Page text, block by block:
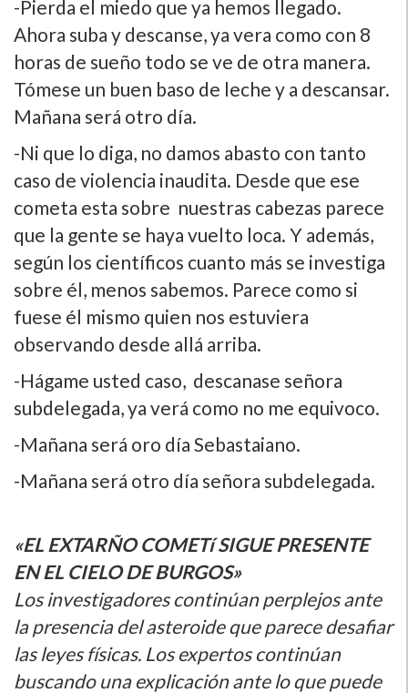
-Pierda el miedo que ya hemos llegado.
Ahora suba y descanse, ya vera como con 8
horas de sueño todo se ve de otra manera.
Tómese un buen baso de leche y a descansar.
Mañana será otro dí­a.
-Ni que lo diga, no damos abasto con tanto
caso de violencia inaudita. Desde que ese
cometa esta sobre nuestras cabezas parece
que la gente se haya vuelto loca. Y además,
según los cientí­ficos cuanto más se investiga
sobre él, menos sabemos. Parece como si
fuese él mismo quien nos estuviera
observando desde allá arriba.
-Hágame usted caso, descanase señora
subdelegada, ya verá como no me equivoco.
-Mañana será oro dí­a Sebastaiano.
-Mañana será otro dí­a señora subdelegada.
«EL EXTARÑO COMETí SIGUE PRESENTE
EN EL CIELO DE BURGOS»
Los investigadores continúan perplejos ante
la presencia del asteroide que parece desafiar
las leyes fí­sicas. Los expertos continúan
buscando una explicación ante lo que puede